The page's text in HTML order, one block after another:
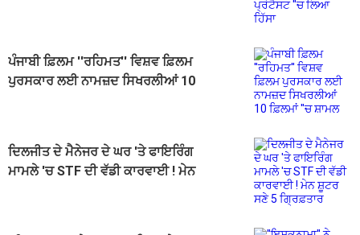
ਪੰਜਾਬੀ ਫ਼ਿਲਮ ''ਰਹਿਮਤ'' ਵਿਸ਼ਵ ਫ਼ਿਲਮ
ਪੁਰਸਕਾਰ ਲਈ ਨਾਮਜ਼ਦ ਸਿਖਰਲੀਆਂ 10
ਦਿਲਜੀਤ ਦੇ ਮੈਨੇਜਰ ਦੇ ਘਰ 'ਤੇ ਫਾਇਰਿੰਗ
ਮਾਮਲੇ 'ਚ STF ਦੀ ਵੱਡੀ ਕਾਰਵਾਈ ! ਮੇਨ